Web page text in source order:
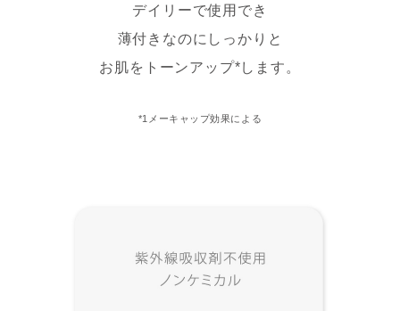
デイリーで使用でき
薄付きなのにしっかりと
お肌をトーンアップ*します。
*1メーキャップ効果による